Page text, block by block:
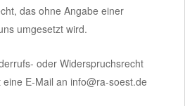
das ohne Angabe einer
umgesetzt wird.
oder Widerspruchsrecht
E-Mail an info@ra-soest.de